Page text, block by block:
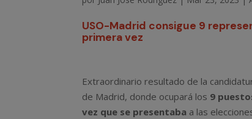
USO-Madrid consigue 9
primera vez
Extraordinario resultado de la
de Madrid, donde ocupará los 9
vez que se presentaba a las